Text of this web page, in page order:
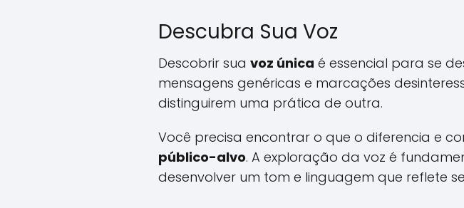
Descubra Sua Voz
Descobrir sua voz única é essencial para se
mensagens genéricas e marcações
distinguirem uma prática de outra.
Você precisa encontrar o que o diferencia e
público-alvo. A exploração da voz é
desenvolver um tom e linguagem que reflete